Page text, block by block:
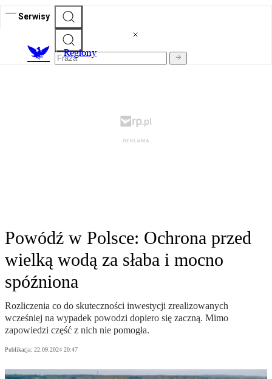
Serwisy
Regiony
Powódź w Polsce: Ochrona przed
wielką wodą za słaba i mocno
spóźniona
Rozliczenia co do skuteczności inwestycji zrealizowanych
wcześniej na wypadek powodzi dopiero się zaczną. Mimo
zapowiedzi część z nich nie pomogła.
Publikacja: 22.09.2024 20:47